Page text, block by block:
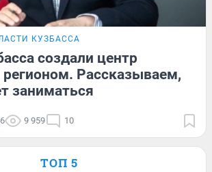
КУЗБАССА
создали центр
регионом. Рассказываем,
заниматься
9 959 10
ТОП 5